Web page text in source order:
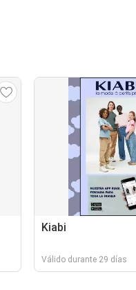
Kiabi
Válido durante 29 días